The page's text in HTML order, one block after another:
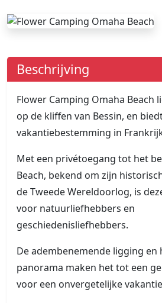
Beschrijving
Flower Camping Omaha Beach
op de kliffen van Bessin, en
vakantiebestemming in
Met een privétoegang tot het
Beach, bekend om zijn
de Tweede Wereldoorlog, is
voor natuurliefhebbers en
geschiedenisliefhebbers.
De adembenemende ligging
panorama maken het tot een
voor een onvergetelijke